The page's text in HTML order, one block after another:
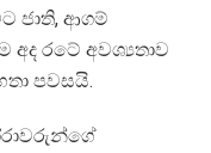
ජාති, ආගම්
රටේ අවශ්‍යතාව
පවසයි.